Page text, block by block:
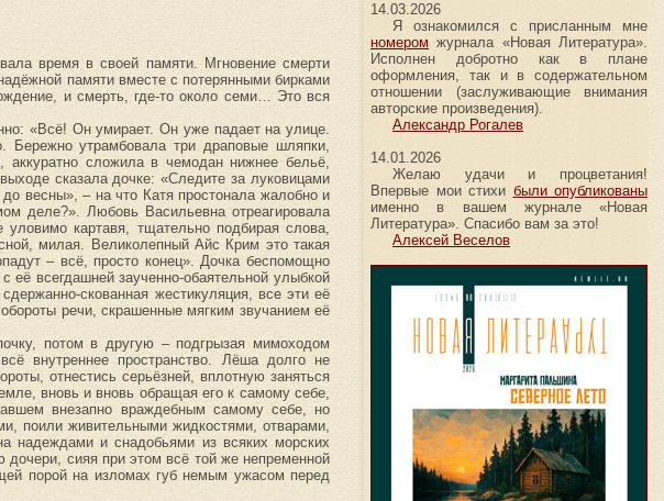
время в своей памяти. Мгновение смерти
памяти вместе с потерянными бирками
и смерть, где-то около семи… Это вся
«Всё! Он умирает. Он уже падает на улице.
утрамбовала три драповые шляпки,
аккуратно сложила в чемодан нижнее бельё,
сказала дочке: «Следите за луковицами
весны», – на что Катя простонала жалобно и
деле?». Любовь Васильевна отреагировала
картавя, тщательно подбирая слова,
милая. Великолепный Айс Крим это такая
– всё, просто конец». Дочка беспомощно
всегдашней заученно-обаятельной улыбкой
скованная жестикуляция, все эти её
речи, скрашенные мягким звучанием её
потом в другую – подгрызая мимоходом
внутреннее пространство. Лёша долго не
отнестись серьёзней, вплотную заняться
вновь и вновь обращая его к самому себе,
внезапно враждебным самому себе, но
поили живительными жидкостями, отварами,
надеждами и снадобьями из всяких морских
дочери, сияя при этом всё той же непременной
порой на изломах губ немым ужасом перед
14.03.2026
Я ознакомился с присланным мне
номером журнала «Новая Литература».
Исполнен добротно как в плане
оформления, так и в содержательном
отношении (заслуживающие внимания
авторские произведения).
Александр Рогалев
14.01.2026
Желаю удачи и процветания!
Впервые мои стихи были опубликованы
именно в вашем журнале «Новая
Литература». Спасибо вам за это!
Алексей Веселов